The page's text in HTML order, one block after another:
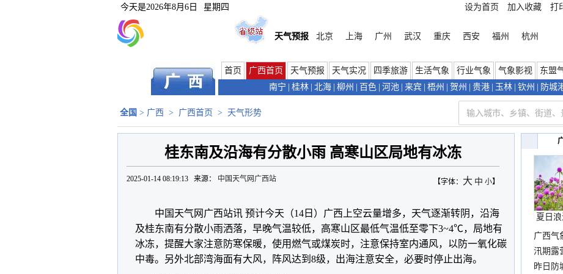
今天是2026年8月6日 星期四 设为首页 加入收藏 打
天气预报
北京 上海 广州 武汉 重庆 西安 福州 杭州
首页 广西首页 天气预报 天气实况 四季旅游 生活气象 行业气象 气象影视 东盟
南宁
桂林 北海 柳州 百色 河池 来宾 梧州 贺州 贵港 玉林 钦州 防城
全国 > 广西 > 广西首页 > 天气形势
桂东南及沿海有分散小雨 高寒山区局地有冰冻
【字体： 大 中 小】
2025-01-14 08:19:13 来源： 中国天气网广西站
中国天气网广西站讯 预计今天（14日）广西上空云量增多，天气逐渐转阴，沿海
及桂东南有分散小雨洒落，早晚气温较低，高寒山区最低气温低至零下3~4℃，局地有
冰冻，提醒大家注意防寒保暖，使用燃气或煤炭时，注意保持室内通风，以防一氧化碳
中毒。另外北部湾海面有大风，阵风达到8级，出海注意安全，必要时停止出海。
夏日
广西气
汛期露
暴雨
昨日防